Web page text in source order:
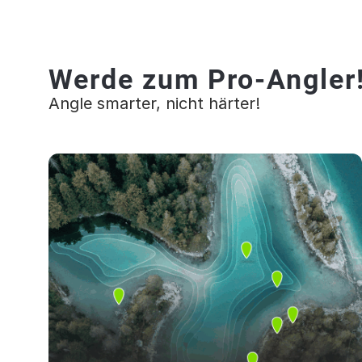
Werde zum Pro-
Angle smarter, nicht härter!